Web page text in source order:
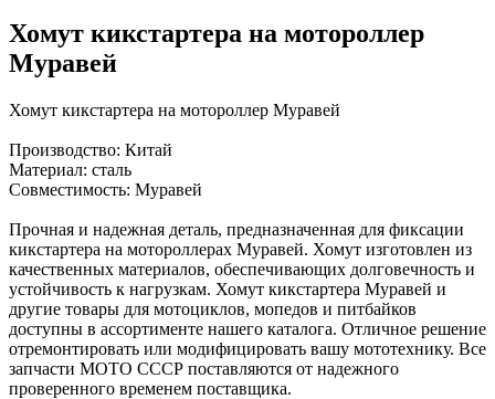
Хомут кикстартера на мотороллер
Муравей
Хомут кикстартера на мотороллер Муравей
Производство: Китай
Материал: сталь
Совместимость: Муравей
Прочная и надежная деталь, предназначенная для фиксации
кикстартера на мотороллерах Муравей. Хомут изготовлен из
качественных материалов, обеспечивающих долговечность и
устойчивость к нагрузкам. Хомут кикстартера Муравей и
другие товары для мотоциклов, мопедов и питбайков
доступны в ассортименте нашего каталога. Отличное решение
отремонтировать или модифицировать вашу мототехнику. Все
запчасти МОТО СССР поставляются от надежного
проверенного временем поставщика.